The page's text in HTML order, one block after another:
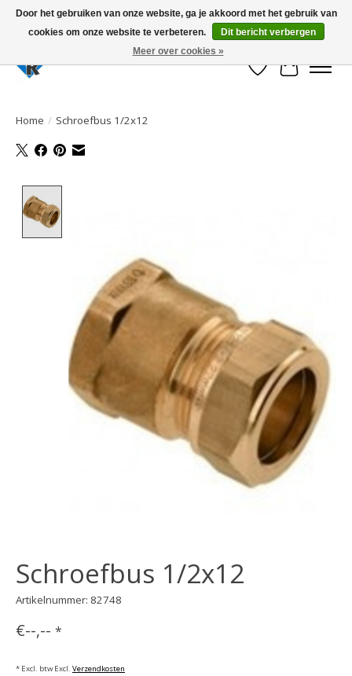
Large selection of products and fast shipping!
Verlanglijst
Home / Schroefbus 1/2x12
Schroefbus 1/2x12
Artikelnummer: 82748
€--,-- *
* Excl. btw Excl. Verzendkosten
Door het gebruiken van onze website, ga je akkoord met het gebruik van
cookies om onze website te verbeteren.
Dit bericht verbergen
Meer over cookies »